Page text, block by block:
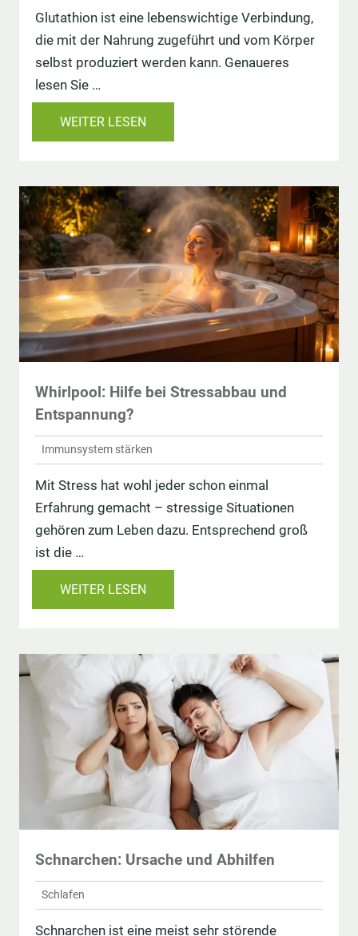
Glutathion ist eine lebenswichtige Verbindung,
die mit der Nahrung zugeführt und vom Körper
selbst produziert werden kann. Genaueres
lesen Sie …
WEITER LESEN
Whirlpool: Hilfe bei Stressabbau und
Entspannung?
Immunsystem stärken
Mit Stress hat wohl jeder schon einmal
Erfahrung gemacht – stressige Situationen
gehören zum Leben dazu. Entsprechend groß
ist die …
WEITER LESEN
Schnarchen: Ursache und Abhilfen
Schlafen
Schnarchen ist eine meist sehr störende